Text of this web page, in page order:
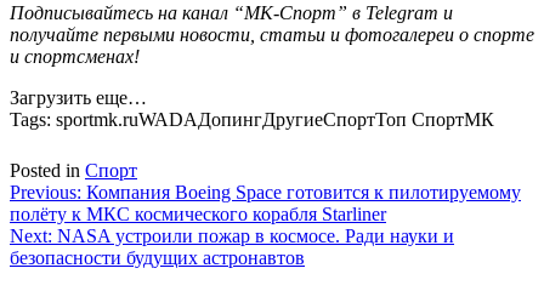
Подписывайтесь на канал “МК-Спорт” в Telegram и
получайте первыми новости, статьи и фотогалереи о спорте
и спортсменах!
Загрузить еще…
Tags: sportmk.ruWADAДопингДругиеСпортТоп СпортМК
Posted in Спорт
Навигация
по
записям
Previous: Компания Boeing Space готовится к пилотируемому
полёту к МКС космического корабля Starliner
Next: NASA устроили пожар в космосе. Ради науки и
безопасности будущих астронавтов